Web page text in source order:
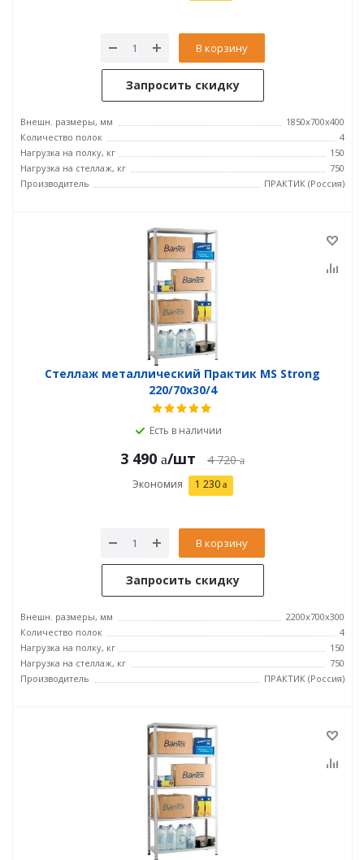
В корзину
Запросить скидку
Внешн. размеры, мм
1850x700x400
Количество полок
4
Нагрузка на полку, кг
150
Нагрузка на стеллаж, кг
750
Производитель
ПРАКТИК (Россия)
Стеллаж металлический Практик MS Strong
220/70x30/4
Есть в наличии
3 490 /шт 4 720
Экономия 1 230
В корзину
Запросить скидку
Внешн. размеры, мм
2200x700x300
Количество полок
4
Нагрузка на полку, кг
150
Нагрузка на стеллаж, кг
750
Производитель
ПРАКТИК (Россия)